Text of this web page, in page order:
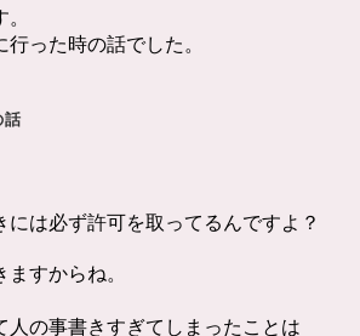
った時の話でした。
話
は必ず許可を取ってるんですよ？
すからね。
人の事書きすぎてしまったことは